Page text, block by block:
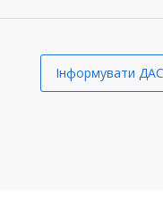
Інформувати